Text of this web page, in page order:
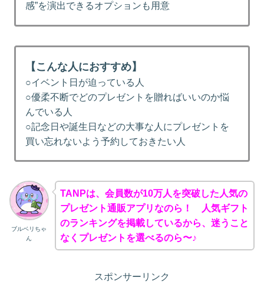
感”を演出できるオプションも用意
【こんな人におすすめ】
○イベント日が迫っている人
○優柔不断でどのプレゼントを贈ればいいのか悩
んでいる人
○記念日や誕生日などの大事な人にプレゼントを
買い忘れないよう予約しておきたい人
ブルベリちゃ
ん
TANPは、会員数が10万人を突破した人気の
プレゼント通販アプリなのら！ 人気ギフト
のランキングを掲載しているから、迷うこと
なくプレゼントを選べるのら〜♪
スポンサーリンク